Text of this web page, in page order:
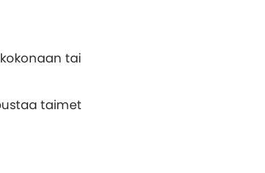
tai
taimet